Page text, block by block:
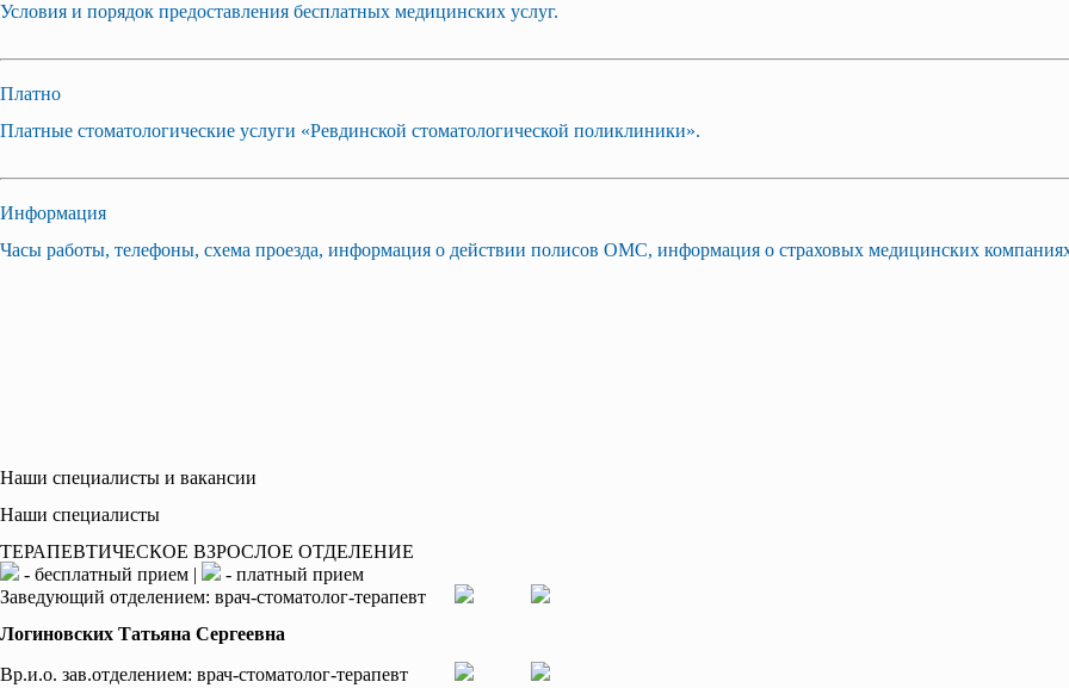
Условия и порядок предоставления бесплатных медицинских услуг.
Платно
Платные стоматологические услуги «Ревдинской стоматологической поликлиники».
Информация
Часы работы, телефоны, схема проезда, информация о действии полисов ОМС, информация о страховых медицинских
Наши специалисты и вакансии
Наши специалисты
ТЕРАПЕВТИЧЕСКОЕ ВЗРОСЛОЕ ОТДЕЛЕНИЕ
- бесплатный прием |
- платный прием
Заведующий отделением: врач-стоматолог-терапевт
Логиновских Татьяна Сергеевна
Вр.и.о. зав.отделением: врач-стоматолог-терапевт